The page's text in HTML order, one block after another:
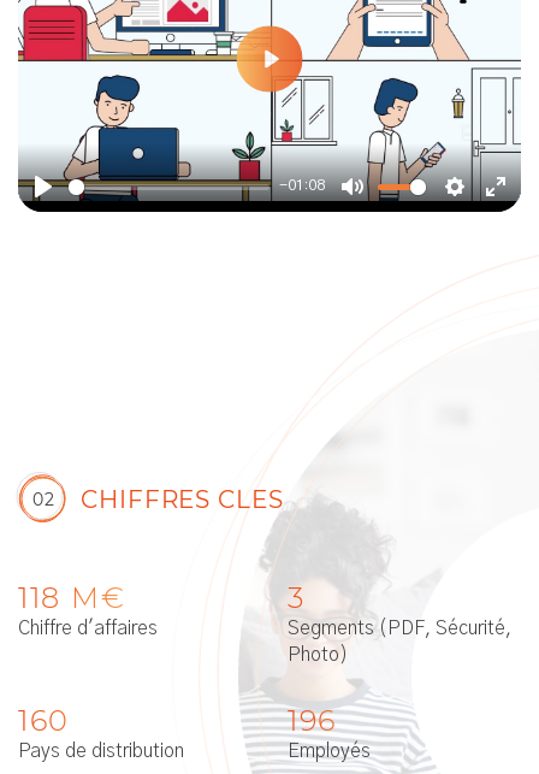
Play
-01:08
Mute Settings
Play
02 CHIFFRES CLES
118 M€
Chiffre d'affaires
3
Segments (PDF, Sécurité,
Photo)
160
Pays de distribution
196
Employés